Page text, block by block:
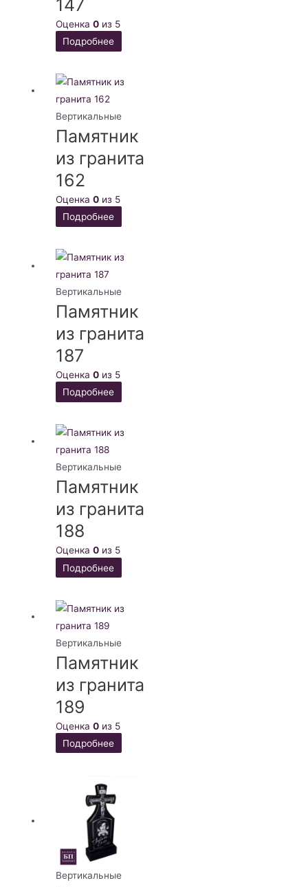
147
Оценка0 из 5
Подробнее
Вертикальные
Памятник
из гранита
162
Оценка0 из 5
Подробнее
Вертикальные
Памятник
из гранита
187
Оценка0 из 5
Подробнее
Вертикальные
Памятник
из гранита
188
Оценка0 из 5
Подробнее
Вертикальные
Памятник
из гранита
189
Оценка0 из 5
Подробнее
Вертикальные